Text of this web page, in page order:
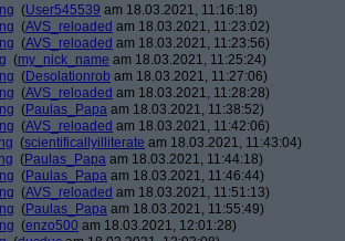
(User545539 am 18.03.2021, 11:16:18)
(AVS_reloaded am 18.03.2021, 11:23:02)
(AVS_reloaded am 18.03.2021, 11:23:56)
(my_nick_name am 18.03.2021, 11:25:24)
(Desolationrob am 18.03.2021, 11:27:06)
(AVS_reloaded am 18.03.2021, 11:28:28)
(Paulas_Papa am 18.03.2021, 11:38:52)
(AVS_reloaded am 18.03.2021, 11:42:06)
(scientificallyilliterate am 18.03.2021, 11:43:04)
(Paulas_Papa am 18.03.2021, 11:44:18)
(Paulas_Papa am 18.03.2021, 11:46:44)
(AVS_reloaded am 18.03.2021, 11:51:13)
(Paulas_Papa am 18.03.2021, 11:55:49)
(enzo500 am 18.03.2021, 12:01:28)